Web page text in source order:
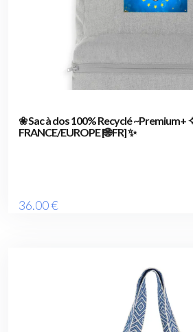
❀ Sac à dos 100% Recyclé ~Premium+
FRANCE/EUROPE [🌐 FR] ✨
36.00€